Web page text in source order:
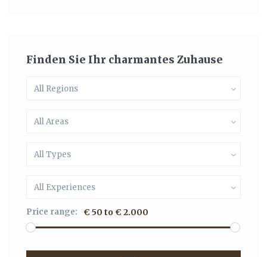
Finden Sie Ihr charmantes Zuhause
All Regions
All Areas
All Types
All Experiences
Price range: € 50 to € 2.000